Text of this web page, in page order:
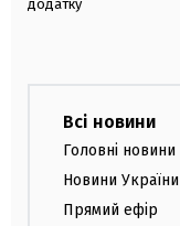
додатку
Всі новини
Головні новини
Новини України
Прямий ефір